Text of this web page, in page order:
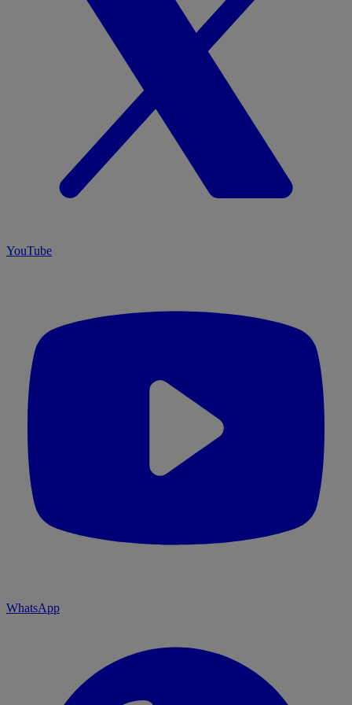
YouTube
WhatsApp